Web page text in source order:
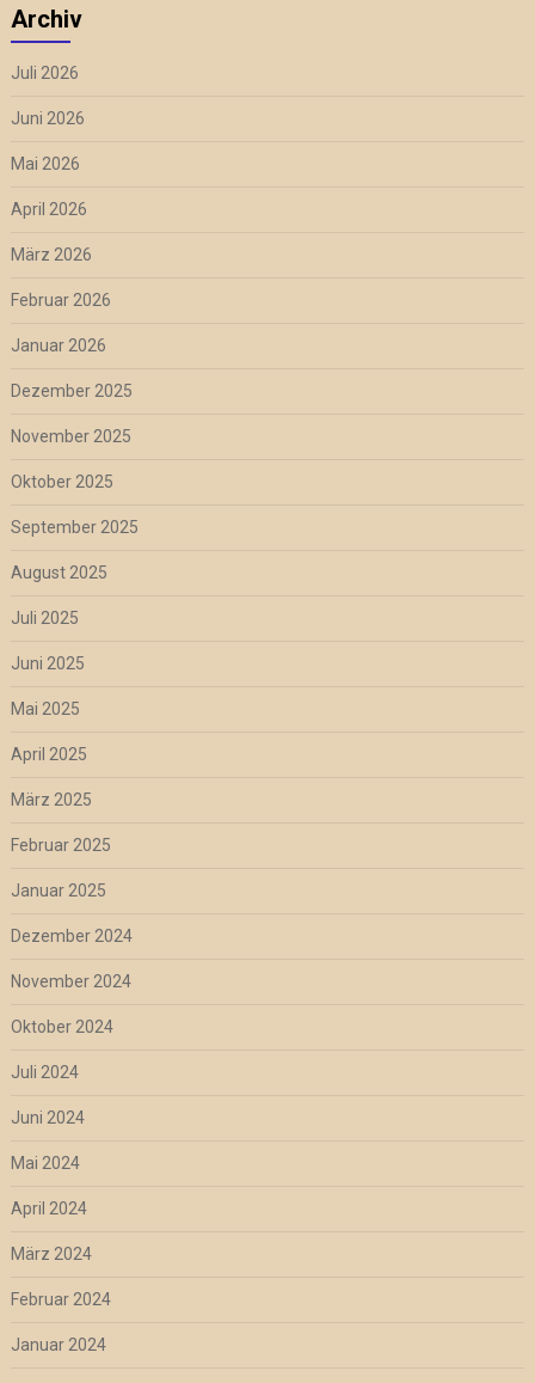
Archiv
Juli 2026
Juni 2026
Mai 2026
April 2026
März 2026
Februar 2026
Januar 2026
Dezember 2025
November 2025
Oktober 2025
September 2025
August 2025
Juli 2025
Juni 2025
Mai 2025
April 2025
März 2025
Februar 2025
Januar 2025
Dezember 2024
November 2024
Oktober 2024
Juli 2024
Juni 2024
Mai 2024
April 2024
März 2024
Februar 2024
Januar 2024